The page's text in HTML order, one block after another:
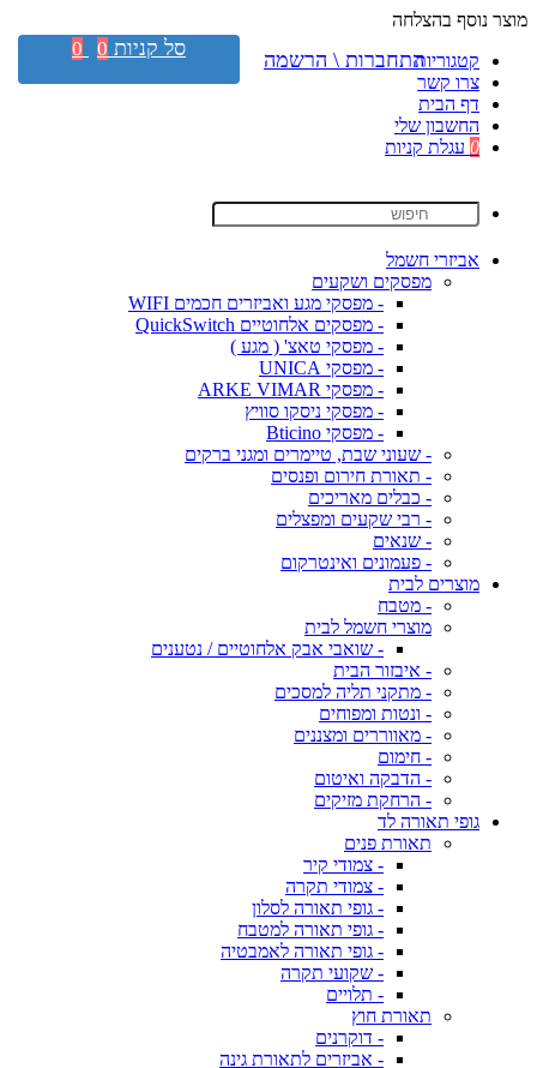
מוצר נוסף בהצלחה
קטגוריות
צרו קשר
דף הבית
החשבון שלי
0 עגלת קניות
אביזרי חשמל
מפסקים ושקעים
- מפסקי מגע ואביזרים חכמים WIFI
- מפסקים אלחוטיים QuickSwitch
- מפסקי טאצ' ( מגע )
- מפסקי UNICA
- מפסקי ARKE VIMAR
- מפסקי ניסקו סוויץ
- מפסקי Bticino
- שעוני שבת, טיימרים ומגני ברקים
- תאורת חירום ופנסים
- כבלים מאריכים
- רבי שקעים ומפצלים
- שנאים
- פעמונים ואינטרקום
מוצרים לבית
- מטבח
מוצרי חשמל לבית
- שואבי אבק אלחוטיים / נטענים
- איבזור הבית
- מתקני תליה למסכים
- ונטות ומפוחים
- מאווררים ומצננים
- חימום
- הדבקה ואיטום
- הרחקת מזיקים
גופי תאורה לד
תאורת פנים
- צמודי קיר
- צמודי תקרה
- גופי תאורה לסלון
- גופי תאורה למטבח
- גופי תאורה לאמבטיה
- שקועי תקרה
- תלויים
תאורת חוץ
- דוקרנים
- אביזרים לתאורת גינה
התחברות \ הרשמה סל קניות 0
0